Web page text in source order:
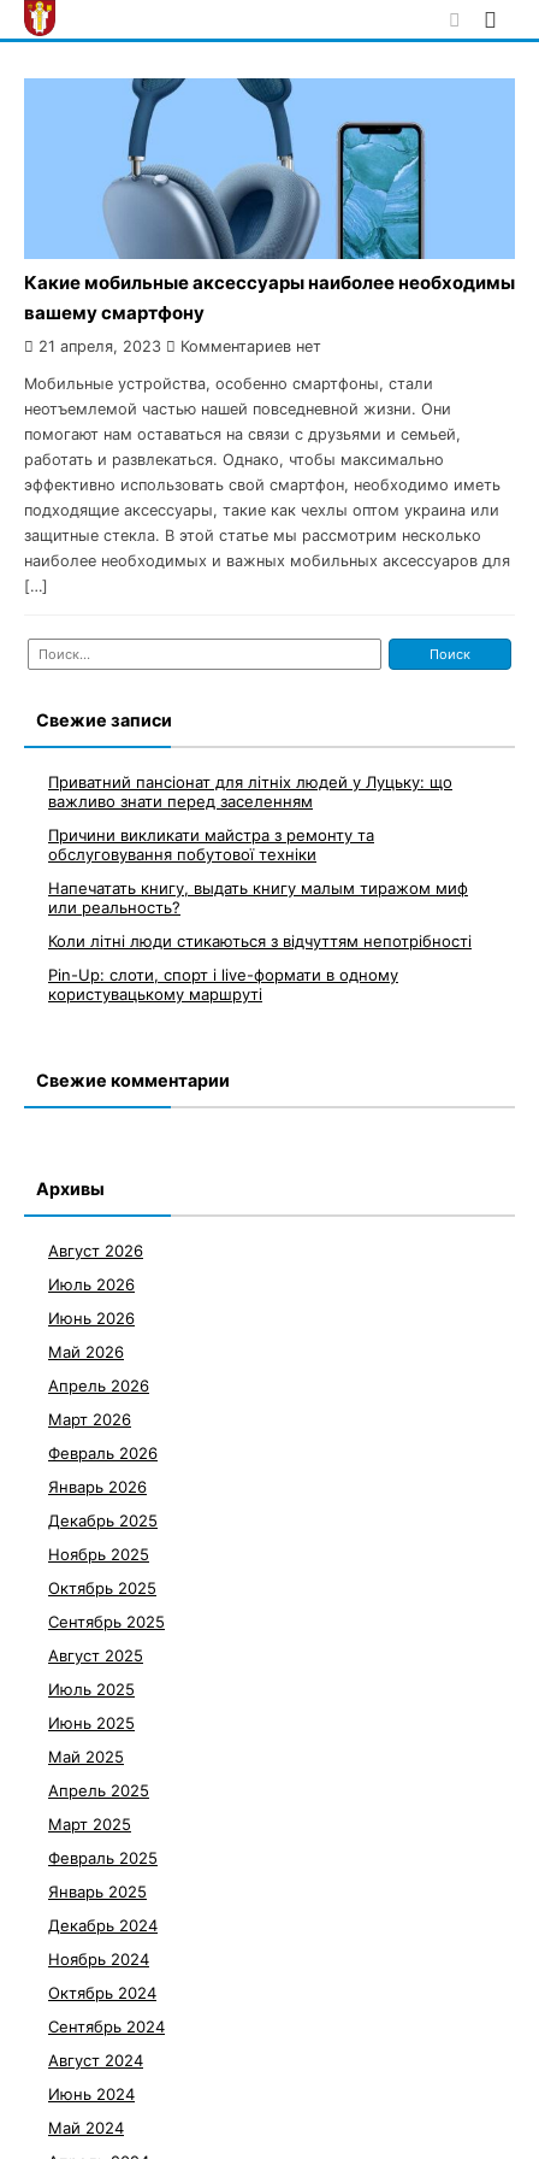
Skip
to
Какие мобильные аксессуары наиболее необходимы
вашему смартфону
21 апреля, 2023 Комментариев нет
Мобильные устройства, особенно смартфоны, стали
неотъемлемой частью нашей повседневной жизни. Они
помогают нам оставаться на связи с друзьями и семьей,
работать и развлекаться. Однако, чтобы максимально
эффективно использовать свой смартфон, необходимо иметь
подходящие аксессуары, такие как чехлы оптом украина или
защитные стекла. В этой статье мы рассмотрим несколько
наиболее необходимых и важных мобильных аксессуаров для
[…]
Найти:
Свежие записи
Приватний пансіонат для літніх людей у Луцьку: що
важливо знати перед заселенням
Причини викликати майстра з ремонту та
обслуговування побутової техніки
Напечатать книгу, выдать книгу малым тиражом миф
или реальность?
Коли літні люди стикаються з відчуттям непотрібності
Pin-Up: слоти, спорт і live-формати в одному
користувацькому маршруті
Свежие комментарии
Архивы
Август 2026
Июль 2026
Июнь 2026
Май 2026
Апрель 2026
Март 2026
Февраль 2026
Январь 2026
Декабрь 2025
Ноябрь 2025
Октябрь 2025
Сентябрь 2025
Август 2025
Июль 2025
Июнь 2025
Май 2025
Апрель 2025
Март 2025
Февраль 2025
Январь 2025
Декабрь 2024
Ноябрь 2024
Октябрь 2024
Сентябрь 2024
Август 2024
Июнь 2024
Май 2024